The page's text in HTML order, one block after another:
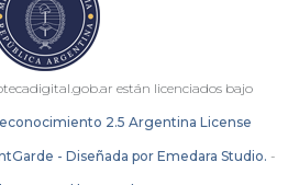
están licenciados bajo
2.5 Argentina License
- Diseñada por Emedara Studio. -